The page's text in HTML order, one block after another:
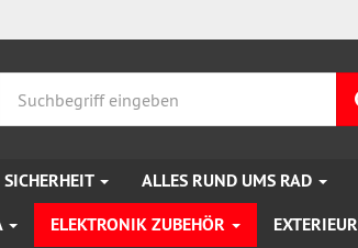
ALLES RUND UMS RAD
ELEKTRONIK ZUBEHÖR EXTERIEUR